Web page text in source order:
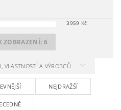
3959 Kč
ZOBRAZENÍ: 6
VLASTNOSTÍ A VÝROBCŮ
NEJDRAŽŠÍ